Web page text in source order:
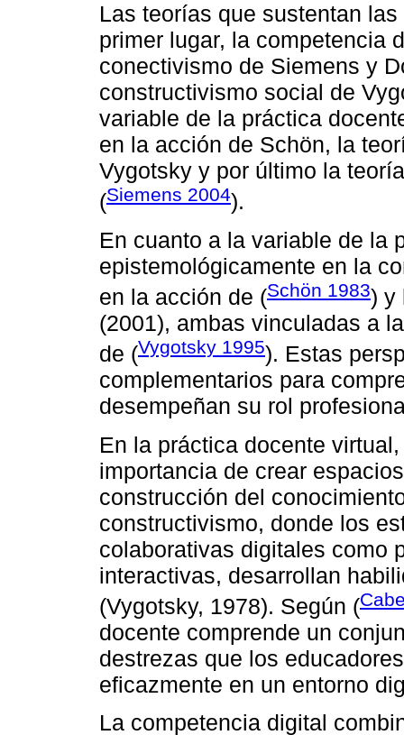
Las teorías que sustentan
primer lugar, la competencia
conectivismo de Siemens y
constructivismo social de
variable de la práctica
en la acción de Schön, la
Vygotsky y por último la
(Siemens 2004).
En cuanto a la variable de la
epistemológicamente en la
en la acción de (Schön 1983) y
(2001), ambas vinculadas a
de (Vygotsky 1995). Estas
complementarios para
desempeñan su rol
En la práctica docente
importancia de crear
construcción del
constructivismo, donde los
colaborativas digitales como
interactivas, desarrollan
(Vygotsky, 1978). Según (
docente comprende un
destrezas que los
eficazmente en un entorno
La competencia digital